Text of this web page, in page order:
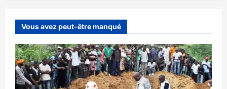
Vous avez peut-être manqué